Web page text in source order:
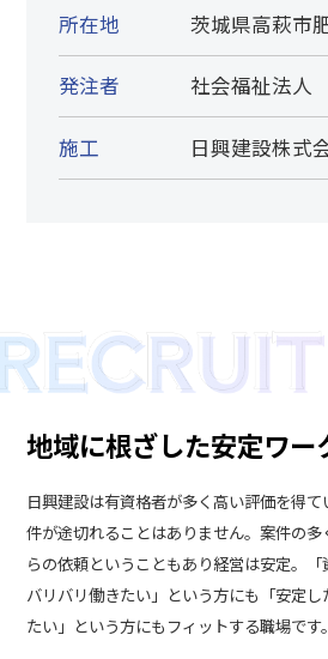
所在地 茨城県高萩市
発注者 社会福祉法人
施工 日興建設株式
地域に根ざした安定ワー
日興建設は有資格者が多く高い評価を得
件が途切れることはありません。案件の
らの依頼ということもあり経営は安定。「
バリバリ働きたい」という方にも「安定し
たい」という方にもフィットする職場です。